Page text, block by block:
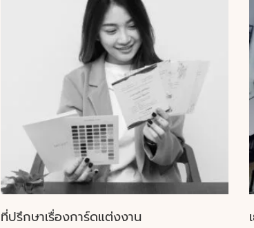
ที่ปรึกษาเรื่องการ์ดแต่งงาน